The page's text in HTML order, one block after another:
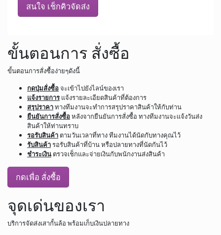
สนใจ เช็กคิวจัดส่ง
ขั้นตอนการ สั่งซื้อ
ขั้นตอนการสั่งซื้อง่ายๆดังนี้
กดปุ่มสั่งซื้อจะเข้าไปยังไลน์ของเรา
แจ้งรายการ แจ้งรายละเอียดสินค้าที่ต้องการ
สรุปราคาทางทีมงานจะทำการสรุปราคาสินค้าให้กับท่าน
ยืนยันการสั่งซื้อหลังจากยืนยันการสั่งซื้อ ทางทีมงานจะแจ้งวันส่ง
สินค้าให้ท่านทราบ
รอรับสินค้า ตามวันเวลาที่ทาง ทีมงานได้นัดกับทางคุณไว้
รับสินค้ารอรับสินค้าที่บ้าน หรือปลายทางที่นัดกันไว้
ชำระเงิน ตรวจเช็กและจ่ายเงินกับพนักงานส่งสินค้า
กดเพื่อ สั่งซื้อ
จุดเด่นของเรา
บริการจัดส่งเสากั้นล้อ พร้อมเก็บเงินปลายทาง